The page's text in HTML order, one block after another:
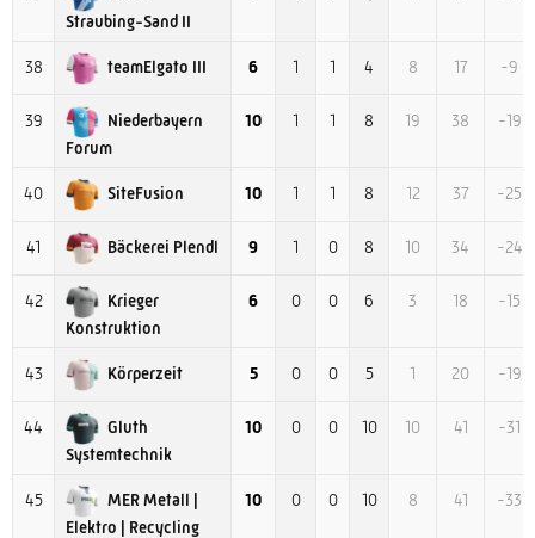
Straubing-Sand II
38 teamElgato III 6 1 1 4 8 17 -9
39
Niederbayern
Forum
10 1 1 8 19 38 -19
40 SiteFusion 10 1 1 8 12 37 -25
41 Bäckerei Plendl 9 1 0 8 10 34 -24
42
Krieger
Konstruktion
6 0 0 6 3 18 -15
43 Körperzeit 5 0 0 5 1 20 -19
44
Gluth
Systemtechnik
10 0 0 10 10 41 -31
45
MER Metall |
Elektro | Recycling
10 0 0 10 8 41 -33